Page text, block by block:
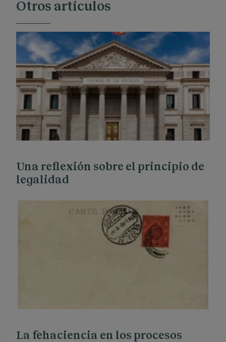
Otros artículos
Una reflexión sobre el principio de
legalidad
La fehaciencia en los procesos